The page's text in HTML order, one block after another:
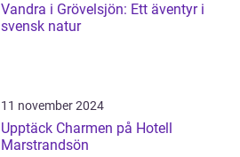
Vandra i Grövelsjön: Ett äventyr i
svensk natur
11 november 2024
Upptäck Charmen på Hotell
Marstrandsön